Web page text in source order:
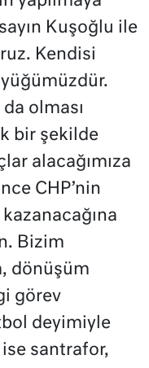
Kuşoğlu ile
Kendisi
olması
bir şekilde
alacağımıza
CHP’nin
Bizim
dönüşüm
görev
deyimiyle
santrafor,